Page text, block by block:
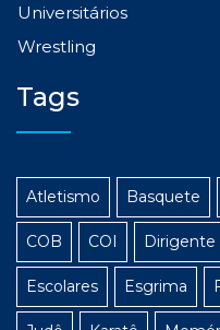
Universitários
Wrestling
Tags
Atletismo Basquete
COB COI Dirigente
Escolares Esgrima